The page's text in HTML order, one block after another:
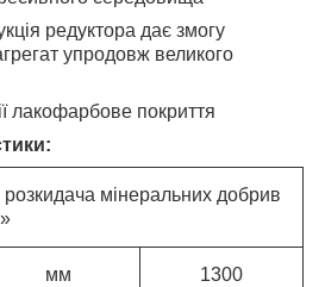
редуктора дає змогу
упродовж великого
лакофарбове покриття
розкидача мінеральних добрив
мм 1300